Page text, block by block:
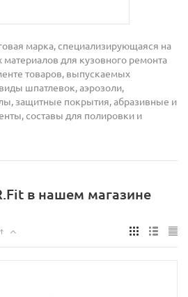
марка, специализирующаяся на
для кузовного ремонта
товаров, выпускаемых
шпатлевок, аэрозоли,
защитные покрытия, абразивные и
составы для полировки и
в нашем магазине